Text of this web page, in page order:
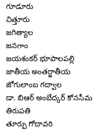
గూడూరు
చిత్తూరు
జగిత్యాల
జనగాం
జయశంకర్ భూపాలపల్లి
జాతీయ అంతర్జాతీయ
జోగులాంబ గద్వాల
డా. బిఆర్ అంబేద్కర్ కోనసీమ
తిరుపతి
తూర్పు గోదావరి